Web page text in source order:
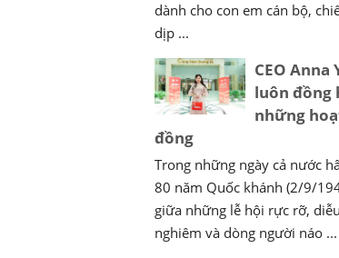
dành cho con em cán bộ,
dịp ...
CEO Anna
luôn đồng
những
đồng
Trong những ngày cả nước
80 năm Quốc khánh (2/9/
giữa những lễ hội rực rỡ,
nghiêm và dòng người náo ...